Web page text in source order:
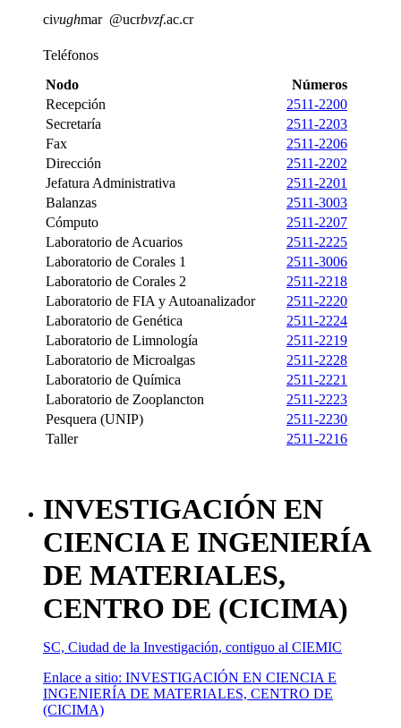
civughmar @ucrbvzf.ac.cr
Teléfonos
Nodo
Números
Recepción
2511-2200
Secretaría
2511-2203
Fax
2511-2206
Dirección
2511-2202
Jefatura Administrativa
2511-2201
Balanzas
2511-3003
Cómputo
2511-2207
Laboratorio de Acuarios
2511-2225
Laboratorio de Corales 1
2511-3006
Laboratorio de Corales 2
2511-2218
Laboratorio de FIA y Autoanalizador
2511-2220
Laboratorio de Genética
2511-2224
Laboratorio de Limnología
2511-2219
Laboratorio de Microalgas
2511-2228
Laboratorio de Química
2511-2221
Laboratorio de Zooplancton
2511-2223
Pesquera (UNIP)
2511-2230
Taller
2511-2216
INVESTIGACIÓN EN
CIENCIA E INGENIERÍA
DE MATERIALES,
CENTRO DE (CICIMA)
SC, Ciudad de la Investigación, contiguo al CIEMIC
Enlace a sitio: INVESTIGACIÓN EN CIENCIA E
INGENIERÍA DE MATERIALES, CENTRO DE
(CICIMA)